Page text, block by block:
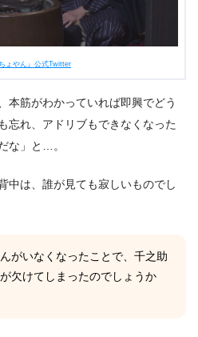
ちょやん』公式Twitter
本筋がわかっていれば即興でどう
忘れ、アドリブもできなくなった
な」と…。
中は、誰が見ても寂しいものでし
がいなくなったことで、千之助
欠けてしまったのでしょうか